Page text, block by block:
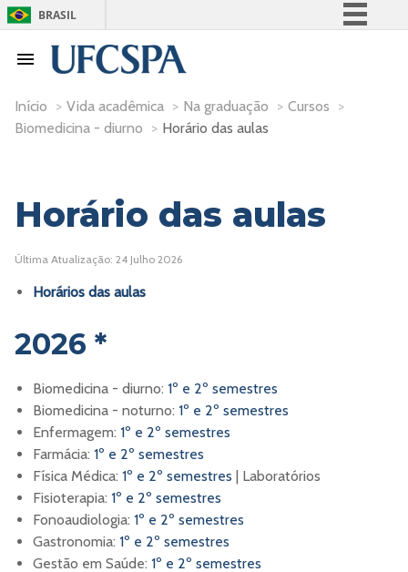
BRASIL
Participe
Acesso à informação
Início > Vida acadêmica > Na graduação > Cursos >
Biomedicina - diurno > Horário das aulas
Horário das aulas
Última Atualização: 24 Julho 2026
Horários das aulas
2026 *
Biomedicina - diurno: 1º e 2º semestres
Biomedicina - noturno: 1º e 2º semestres
Enfermagem: 1º e 2º semestres
Farmácia: 1º e 2º semestres
Física Médica: 1º e 2º semestres | Laboratórios
Fisioterapia: 1º e 2º semestres
Fonoaudiologia: 1º e 2º semestres
Gastronomia: 1º e 2º semestres
Gestão em Saúde: 1º e 2º semestres